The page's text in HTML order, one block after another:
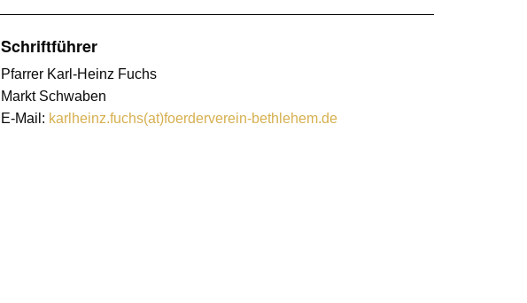
Schriftführer
Pfarrer Karl-Heinz Fuchs
Markt Schwaben
E-Mail: karlheinz.fuchs(at)foerderverein-bethlehem.de